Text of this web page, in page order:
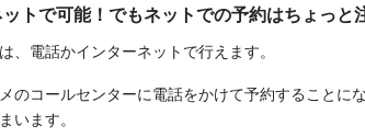
トで可能！でもネットでの予約はちょっと
、電話かインターネットで行えます。
のコールセンターに電話をかけて予約すること
います。